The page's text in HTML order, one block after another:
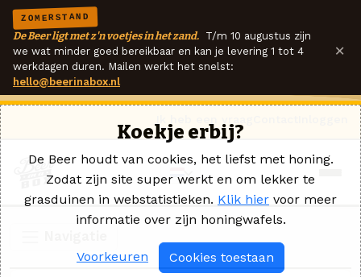
ZOMERSTAND
De Beer ligt met z'n voetjes in het zand. T/m 10 augustus zijn
we wat minder goed bereikbaar en kan je levering 1 tot 4
werkdagen duren. Mailen werkt het snelst:
hello@beerinabox.nl
×
Koekje erbij?
De Beer houdt van cookies, het liefst met honing.
Zodat zijn site super werkt en om lekker te
grasduinen in webstatistieken. Klik hier voor meer
informatie over zijn honingwafels.
Voorkeuren Cookies toestaan